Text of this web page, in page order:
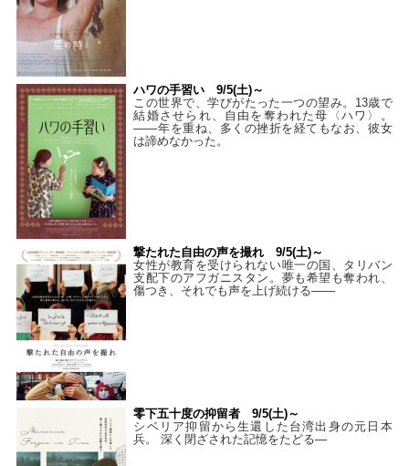
ハワの手習い 9/5(土)～
この世界で、学びがたった一つの望み。13歳で
結婚させられ、自由を奪われた母〈ハワ〉。
——年を重ね、多くの挫折を経てもなお、彼女
は諦めなかった。
撃たれた自由の声を撮れ 9/5(土)～
女性が教育を受けられない唯一の国、タリバン
支配下のアフガニスタン。夢も希望も奪われ、
傷つき、それでも声を上げ続ける——
零下五十度の抑留者 9/5(土)～
シベリア抑留から生還した台湾出身の元日本
兵。 深く閉ざされた記憶をたどる—